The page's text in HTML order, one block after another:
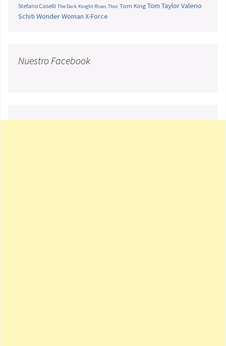
Stefano Caselli The Dark Knight Rises Thor Tom King Tom TaylorValerio
Schiti Wonder Woman X-Force
Nuestro Facebook